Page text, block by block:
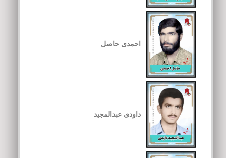
احمدی حاصل
داودی عبدالمجید